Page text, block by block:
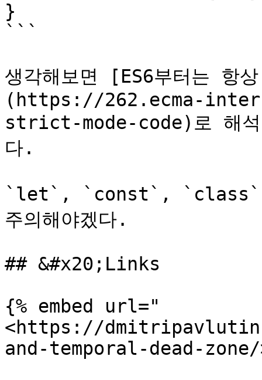
}
```
생각해보면 [ES6부터는
(https://262.ecma-
strict-mode-code)로 해석
다.
`let`, `const`, `class` 키
주의해야겠다.
## &#x20;Links
{% embed url="
<https://